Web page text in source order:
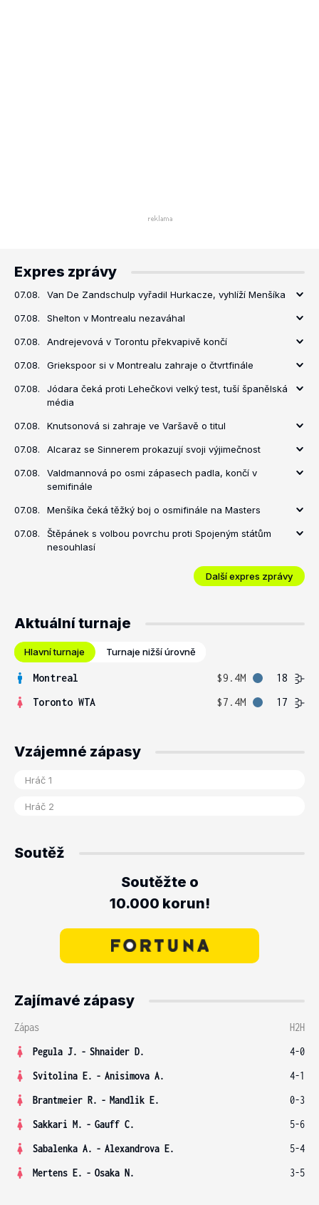
Expres zprávy
07.08. Van De Zandschulp vyřadil Hurkacze, vyhlíží Menšíka
07.08. Shelton v Montrealu nezaváhal
07.08. Andrejevová v Torontu překvapivě končí
07.08. Griekspoor si v Montrealu zahraje o čtvrtfinále
07.08.
Jódara čeká proti Lehečkovi velký test, tuší španělská
média
07.08. Knutsonová si zahraje ve Varšavě o titul
07.08. Alcaraz se Sinnerem prokazují svoji výjimečnost
07.08.
Valdmannová po osmi zápasech padla, končí v
semifinále
07.08. Menšíka čeká těžký boj o osmifinále na Masters
07.08.
Štěpánek s volbou povrchu proti Spojeným státům
nesouhlasí
Další expres zprávy
Aktuální turnaje
Hlavní turnaje Turnaje nižší úrovně
Montreal $9.4M
18
Toronto WTA
$7.4M 17
Vzájemné zápasy
Soutěž
Soutěžte o
10.000 korun!
Zajímavé zápasy
Zápas
H2H
Pegula J. - Shnaider D.
4-0
Svitolina E. - Anisimova A.
4-1
Brantmeier R. - Mandlik E.
0-3
Sakkari M. - Gauff C.
5-6
Sabalenka A. - Alexandrova E.
5-4
Mertens E. - Osaka N. 3-5